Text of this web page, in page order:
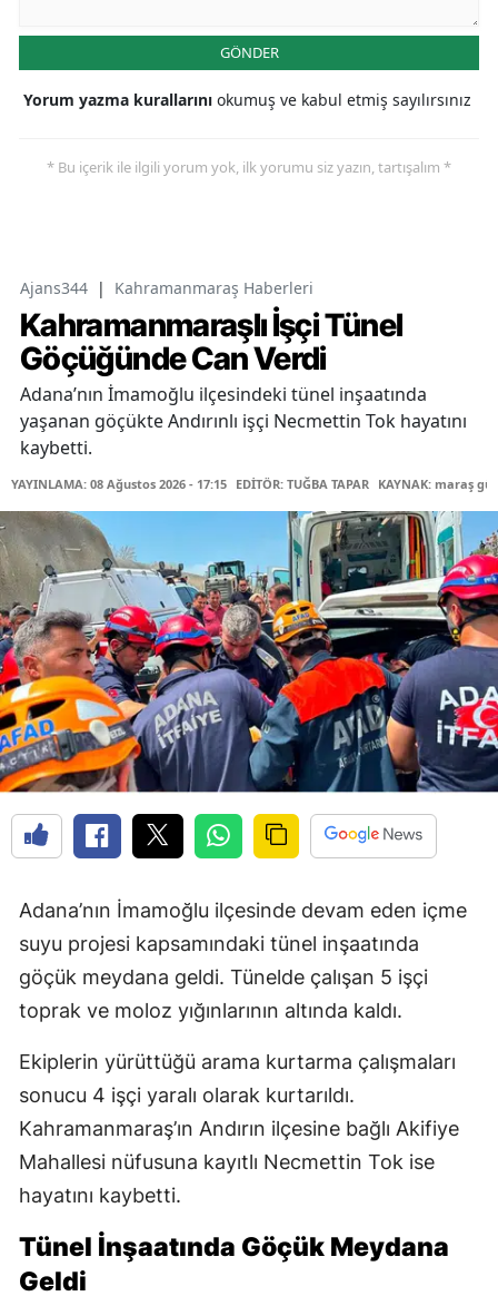
GÖNDER
Yorum yazma kurallarını okumuş ve kabul etmiş sayılırsınız
* Bu içerik ile ilgili yorum yok, ilk yorumu siz yazın, tartışalım *
Ajans344 | Kahramanmaraş Haberleri
Kahramanmaraşlı İşçi Tünel
Göçüğünde Can Verdi
Adana’nın İmamoğlu ilçesindeki tünel inşaatında
yaşanan göçükte Andırınlı işçi Necmettin Tok hayatını
kaybetti.
YAYINLAMA: 08 Ağustos 2026 - 17:15 EDİTÖR: TUĞBA TAPAR KAYNAK: maraş
Adana’nın İmamoğlu ilçesinde devam eden içme
suyu projesi kapsamındaki tünel inşaatında
göçük meydana geldi. Tünelde çalışan 5 işçi
toprak ve moloz yığınlarının altında kaldı.
Ekiplerin yürüttüğü arama kurtarma çalışmaları
sonucu 4 işçi yaralı olarak kurtarıldı.
Kahramanmaraş’ın Andırın ilçesine bağlı Akifiye
Mahallesi nüfusuna kayıtlı Necmettin Tok ise
hayatını kaybetti.
Tünel İnşaatında Göçük Meydana
Geldi